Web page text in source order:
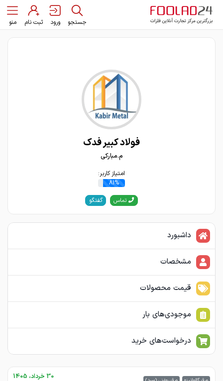
جستجو ورود ثبت نام منو
فولاد کبیر فدک
م.مبارکی
امتیاز کاربر:
81%
تماس گفتگو
داشبورد
مشخصات
قیمت محصولات
موجودی‌های بار
درخواست‌های خرید
30 خرداد، 1405